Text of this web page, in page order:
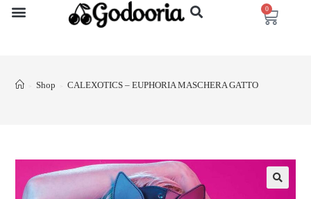
0
> Shop > CALEXOTICS – EUPHORIA MASCHERA GATTO